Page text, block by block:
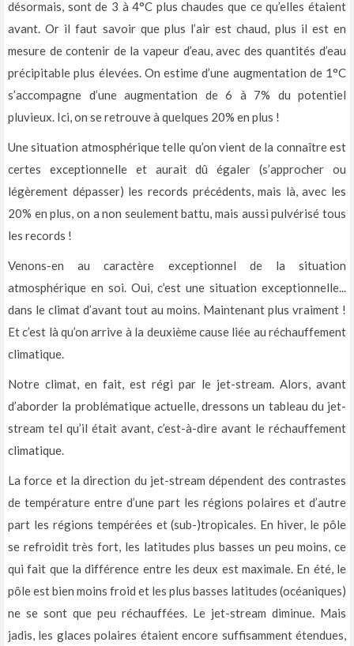
désormais, sont de 3 à 4°C plus chaudes que ce qu’elles étaient
avant. Or il faut savoir que plus l’air est chaud, plus il est en
mesure de contenir de la vapeur d’eau, avec des quantités d’eau
précipitable plus élevées. On estime d’une augmentation de 1°C
s’accompagne d’une augmentation de 6 à 7% du potentiel
pluvieux. Ici, on se retrouve à quelques 20% en plus !
Une situation atmosphérique telle qu’on vient de la connaître est
certes exceptionnelle et aurait dû égaler (s’approcher ou
légèrement dépasser) les records précédents, mais là, avec les
20% en plus, on a non seulement battu, mais aussi pulvérisé tous
les records !
Venons-en au caractère exceptionnel de la situation
atmosphérique en soi. Oui, c’est une situation exceptionnelle...
dans le climat d’avant tout au moins. Maintenant plus vraiment !
Et c’est là qu’on arrive à la deuxième cause liée au réchauffement
climatique.
Notre climat, en fait, est régi par le jet-stream. Alors, avant
d’aborder la problématique actuelle, dressons un tableau du jet-
stream tel qu’il était avant, c’est-à-dire avant le réchauffement
climatique.
La force et la direction du jet-stream dépendent des contrastes
de température entre d’une part les régions polaires et d’autre
part les régions tempérées et (sub-)tropicales. En hiver, le pôle
se refroidit très fort, les latitudes plus basses un peu moins, ce
qui fait que la différence entre les deux est maximale. En été, le
pôle est bien moins froid et les plus basses latitudes (océaniques)
ne se sont que peu réchauffées. Le jet-stream diminue. Mais
jadis, les glaces polaires étaient encore suffisamment étendues,